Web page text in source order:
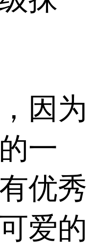
因为
一
优秀
爱的